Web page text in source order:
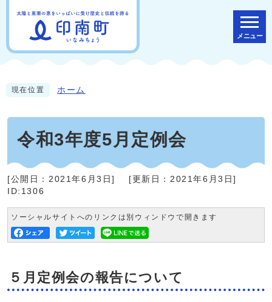
メニュー
現在位置 ホーム
令和3年度5月定例会
[公開日： 2021年6月3日] [更新日：2021年6月3日]
ID:1306
ソーシャルサイトへのリンクは別ウィンドウで開きます
５月定例会の報告について